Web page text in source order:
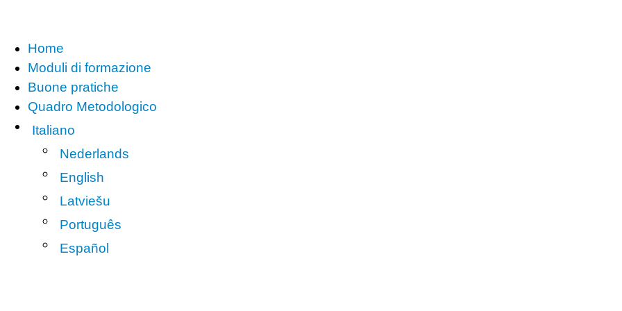
Home
Moduli di formazione
Buone pratiche
Quadro Metodologico
Italiano
Nederlands
English
Latviešu
Português
Español